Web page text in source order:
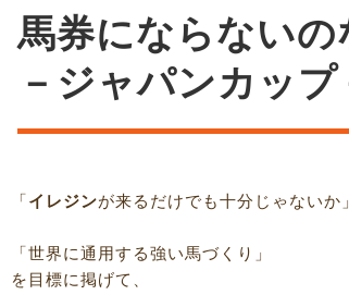
馬券にならない
－ジャパンカップ
「 イレジンが来るだけでも十分じゃないか」
「世界に通用する強い馬づくり」
を目標に掲げて、